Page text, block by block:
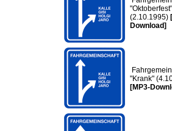
"Oktoberfest"
(2.10.1995)
Download]
"Krank"
[MP3-